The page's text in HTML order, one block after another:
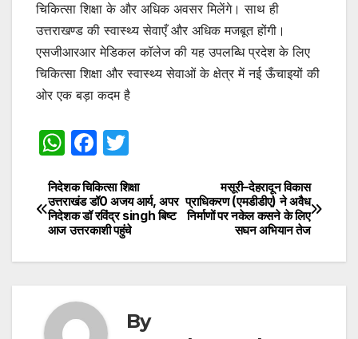
चिकित्सा शिक्षा के और अधिक अवसर मिलेंगे। साथ ही
उत्तराखण्ड की स्वास्थ्य सेवाएँ और अधिक मजबूत होंगी।
एसजीआरआर मेडिकल कॉलेज की यह उपलब्धि प्रदेश के लिए
चिकित्सा शिक्षा और स्वास्थ्य सेवाओं के क्षेत्र में नई ऊँचाइयों की
ओर एक बड़ा कदम है
W
at
s
A
p
p
F
c
e
b
o
k
itt
er
Post
navigation
मसूरी–देहरादून विकास
प्राधिकरण (एमडीडीए) ने अवैध
निर्माणों पर नकेल कसने के लिए
सघन अभियान तेज
निदेशक चिकित्सा शिक्षा
उत्तराखंड डॉ0 अजय आर्य, अपर
निदेशक डॉ रविंद्र singh बिष्ट
आज उत्तरकाशी पहुंचे
By